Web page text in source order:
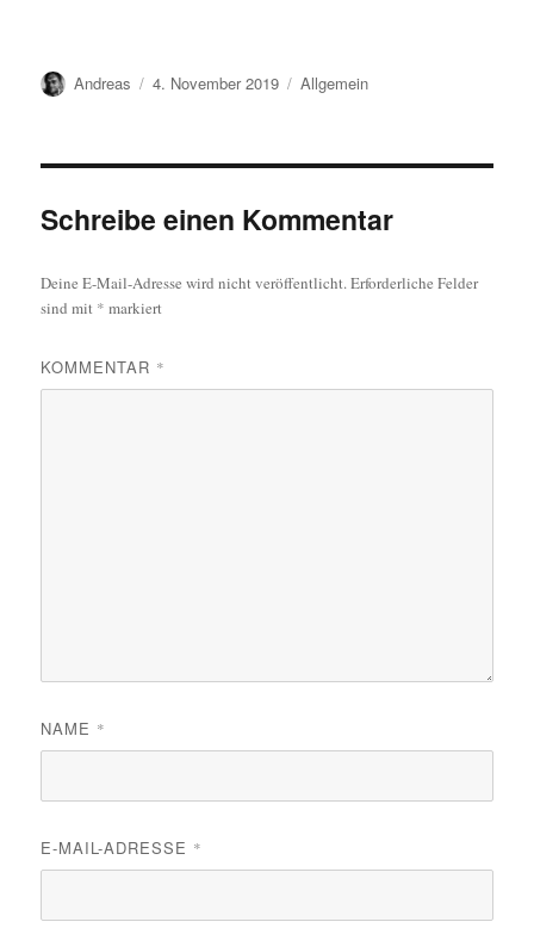
Autor
Andreas
Veröffentlicht
4. November 2019 Kategorien
Allgemein
Schreibe einen Kommentar
Deine E-Mail-Adresse wird nicht veröffentlicht.Erforderliche Felder
sind mit * markiert
KOMMENTAR *
NAME *
E-MAIL-ADRESSE *